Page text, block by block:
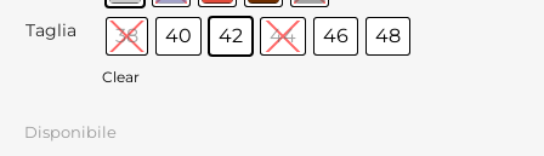
Taglia 38 40 42 44 46 48
Clear
Disponibile